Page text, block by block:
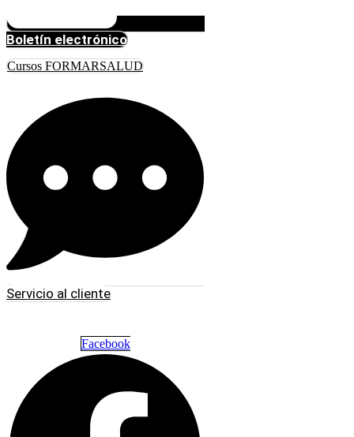
Boletín electrónico
Cursos FORMARSALUD
Servicio al cliente
Facebook